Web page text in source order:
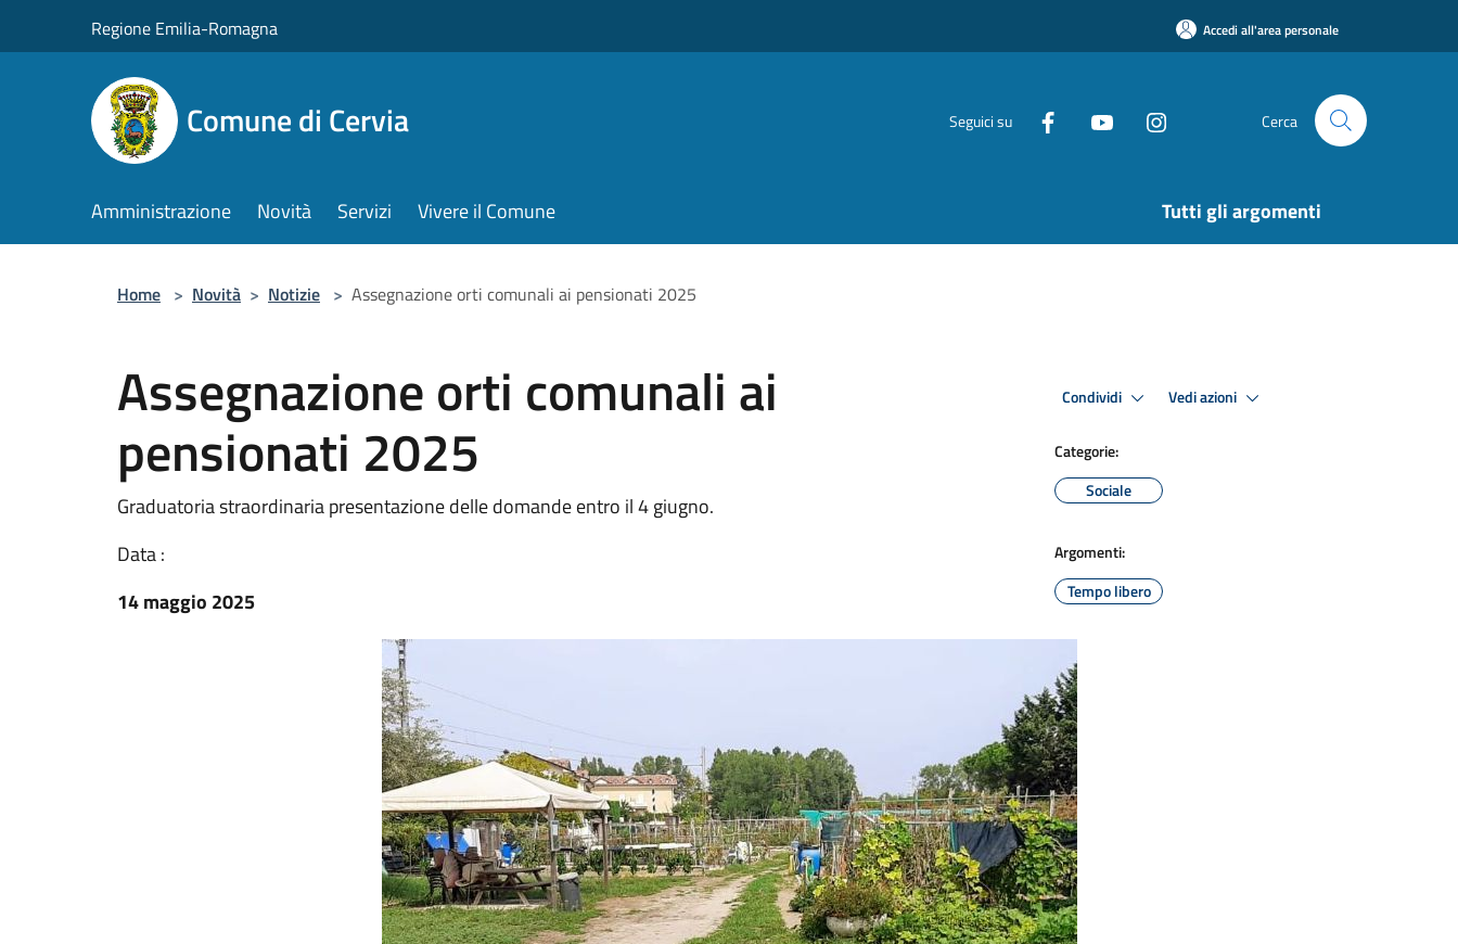
Regione Emilia-Romagna Accedi all'area personale
Comune di Cervia Seguici su Cerca
Amministrazione Novità Servizi Vivere il Comune Tutti gli argomenti
Home > Novità > Notizie > Assegnazione orti comunali ai pensionati 2025
Assegnazione orti comunali ai
pensionati 2025
Graduatoria straordinaria presentazione delle domande entro il 4 giugno.
Data :
14 maggio 2025
Condividi Vedi azioni
Categorie:
Sociale
Argomenti:
Tempo libero